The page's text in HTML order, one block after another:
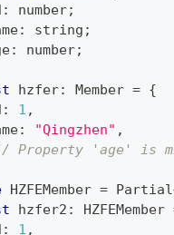
: number;
: string ;
: number;
hzfer: Member = {
: 1 ,
: "Qingzhen" ,
Property 'age' is
HZFEMember = Partial
hzfer2 : HZFEMember
: 1 ,